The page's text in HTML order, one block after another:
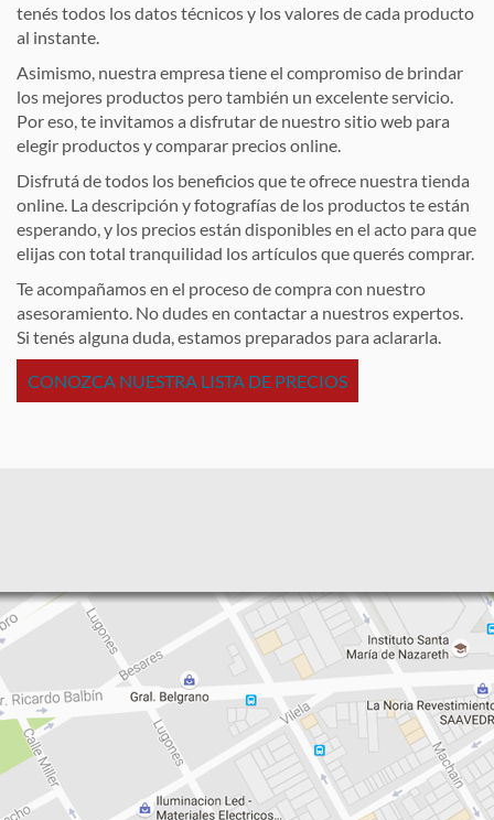
tenés todos los datos técnicos y los valores de cada producto
al instante.
Asimismo, nuestra empresa tiene el compromiso de brindar
los mejores productos pero también un excelente servicio.
Por eso, te invitamos a disfrutar de nuestro sitio web para
elegir productos y comparar precios online.
Disfrutá de todos los beneficios que te ofrece nuestra tienda
online. La descripción y fotografías de los productos te están
esperando, y los precios están disponibles en el acto para que
elijas con total tranquilidad los artículos que querés comprar.
Te acompañamos en el proceso de compra con nuestro
asesoramiento. No dudes en contactar a nuestros expertos.
Si tenés alguna duda, estamos preparados para aclararla.
CONOZCA NUESTRA LISTA DE PRECIOS